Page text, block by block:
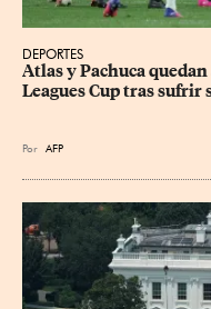
DEPORTES
Atlas y Pachuca
Leagues Cup tras sufrir
Por AFP